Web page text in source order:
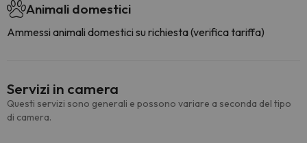
Animali domestici
Ammessi animali domestici su richiesta (verifica tariffa)
Servizi in camera
Questi servizi sono generali e possono variare a seconda del tipo
di camera.